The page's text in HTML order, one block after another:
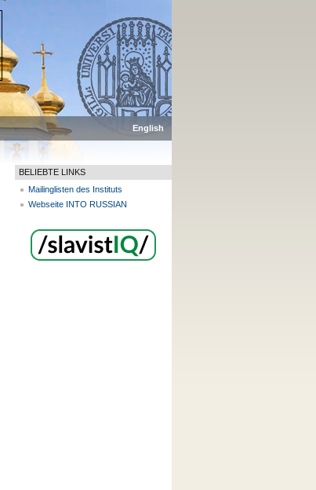
English
BELIEBTE LINKS
Mailinglisten des Instituts
Webseite INTO RUSSIAN